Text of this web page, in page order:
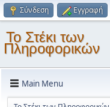
Σύνδεση Εγγραφή
Το Στέκι των
Πληροφορικών
Main Menu